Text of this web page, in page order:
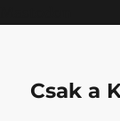
Csak a